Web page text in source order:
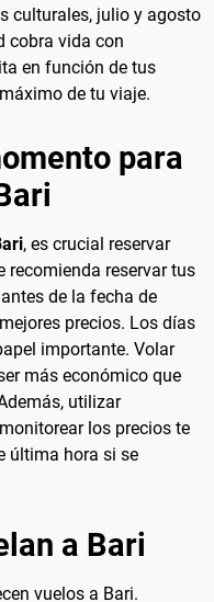
culturales, julio y agosto
cobra vida con
en función de tus
de tu viaje.
para
, es crucial reservar
recomienda reservar tus
de la fecha de
precios. Los días
importante. Volar
más económico que
utilizar
los precios te
última hora si se
a Bari
vuelos a Bari.